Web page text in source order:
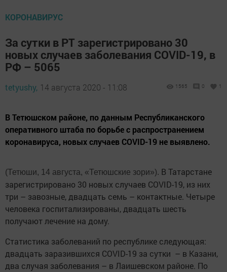
КОРОНАВИРУС
За сутки в РТ зарегистрировано 30
новых случаев заболевания COVID-19, в
РФ – 5065
tetyushy, 14 августа 2020 - 11:08 1565 0 1
В Тетюшском районе, по данным Республиканского
оперативного штаба по борьбе с распространением
коронавируса, новых случаев COVID-19 не выявлено.
(Тетюши, 14 августа, «Тетюшские зори»). В Татарстане
зарегистрировано 30 новых случаев COVID-19, из них
три – завозные, двадцать семь – контактные. Четыре
человека госпитализированы, двадцать шесть
получают лечение на дому.
Статистика заболеваний по республике следующая:
двадцать заразившихся COVID-19 за сутки – в Казани,
два случая заболевания – в Лаишевском районе. По